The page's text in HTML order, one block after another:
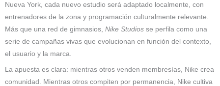
Nueva York, cada nuevo estudio será adaptado localmente, con
entrenadores de la zona y programación culturalmente relevante.
Más que una red de gimnasios, Nike Studios se perfila como una
serie de campañas vivas que evolucionan en función del contexto,
el usuario y la marca.
La apuesta es clara: mientras otros venden membresías, Nike crea
comunidad. Mientras otros compiten por permanencia, Nike cultiva